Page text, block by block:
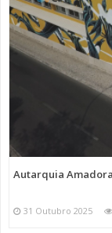
Autarquia
31 Outubro 2025